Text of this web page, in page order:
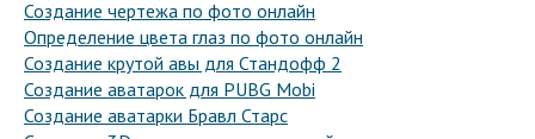
Создание чертежа по фото онлайн
Определение цвета глаз по фото онлайн
Создание крутой авы для Стандофф 2
Создание аватарок для PUBG Mobi
Создание аватарки Бравл Старс